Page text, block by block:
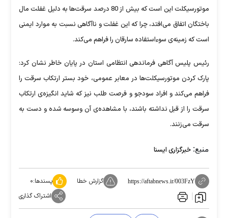
موتورسیکلت این است که بیش از 80 درصد سرقت‌ها به دلیل غفلت مال
باختگان اتفاق می‌افتد، چرا که این غفلت و ناآگاهی نسبت به موارد ایمنی
است که زمینه‌ی سوءاستفاده سارقان را فراهم می‌کند.
رئیس پلیس آگاهی فرماندهی انتظامی استان در پایان خاطر نشان کرد:
پارک کردن موتورسیکلت‌ها در معابر عمومی، خود بستر ارتکاب سرقت را
فراهم می‌کند و افراد سودجو و فرصت طلب نیز که شاید انگیزه‌ی ارتکاب
سرقت را از قبل نداشته باشند، با مشاهده‌ی آن وسوسه شده و دست به
سرقت می‌زنند.
منبع: خبرگزاری ایسنا
https://aftabnews.ir/003FzY گزارش خطا پسندها:۰
اشتراک گذاری